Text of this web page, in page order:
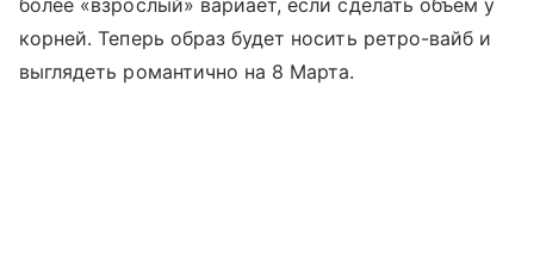
более «взрослый» вариает, если сделать объем у
корней. Теперь образ будет носить ретро-вайб и
выглядеть романтично на 8 Марта.